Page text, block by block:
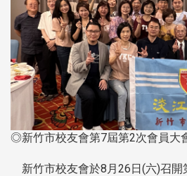
◎新竹市校友會第7屆第2次會員大
新竹市校友會於8月26日(六)召開